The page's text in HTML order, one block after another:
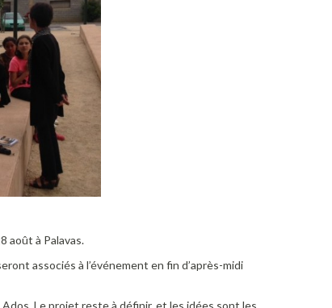
août à Palavas.
associés à l’événement en fin d’après-midi
Le projet reste à définir, et les idées sont les